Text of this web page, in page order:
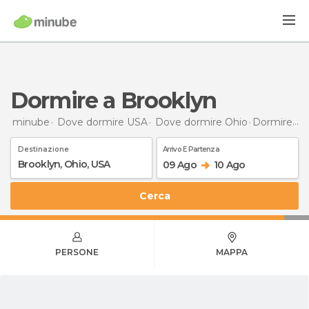
Dormire a Brooklyn
minube Dove dormire USA Dove dormire Ohio Dormire a
Destinazione Arrivo E Partenza
09 Ago 10 Ago
Cerca
PERSONE MAPPA